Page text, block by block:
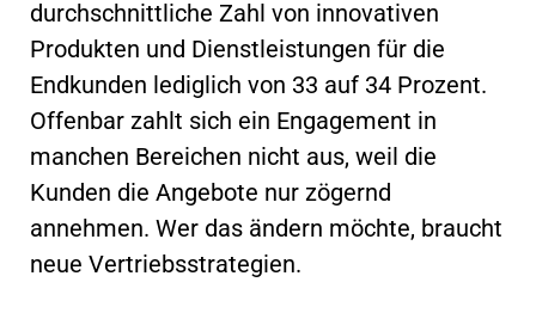
durchschnittliche Zahl von innovativen
Produkten und Dienstleistungen für die
Endkunden lediglich von 33 auf 34 Prozent.
Offenbar zahlt sich ein Engagement in
manchen Bereichen nicht aus, weil die
Kunden die Angebote nur zögernd
annehmen. Wer das ändern möchte, braucht
neue Vertriebsstrategien.